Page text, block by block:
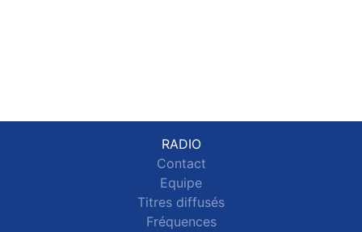
RADIO
Contact
Equipe
Titres diffusés
Fréquences